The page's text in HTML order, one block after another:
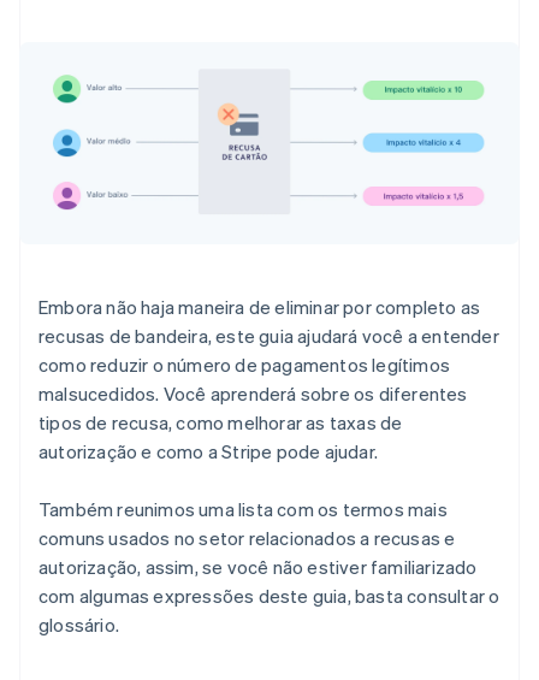
Embora não haja maneira de eliminar por completo as
recusas de bandeira, este guia ajudará você a entender
como reduzir o número de pagamentos legítimos
malsucedidos. Você aprenderá sobre os diferentes
tipos de recusa, como melhorar as taxas de
autorização e como a Stripe pode ajudar.
Também reunimos uma lista com os termos mais
comuns usados no setor relacionados a recusas e
autorização, assim, se você não estiver familiarizado
com algumas expressões deste guia, basta consultar o
glossário.